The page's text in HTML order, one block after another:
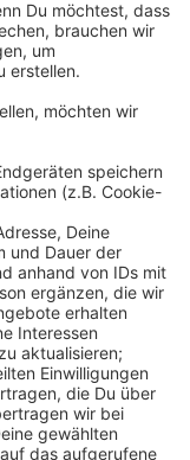
nicht auf
ist. Nach der
der Bonner
die Beamten
von BOSS
Das Opfer oder
der Fundort
Polizei mit.
Fall geben
Polizei.